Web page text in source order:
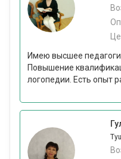
Имею высшее
Повышение
логопедии. Есть опыт